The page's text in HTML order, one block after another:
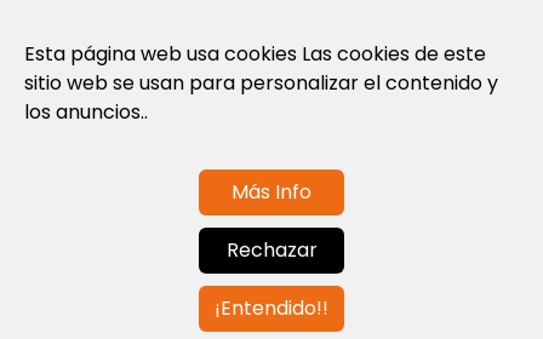
Política de cookies
Contáctanos
info@globalagents.net
Esta página web usa cookies Las cookies de este
sitio web se usan para personalizar el contenido y
los anuncios..
Más Info
Rechazar
¡Entendido!!